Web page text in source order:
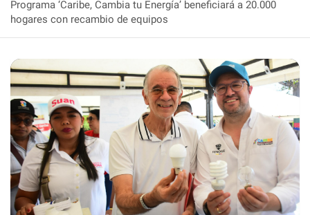
Programa ‘Caribe, Cambia tu Energía’ beneficiará a 20.000
hogares con recambio de equipos